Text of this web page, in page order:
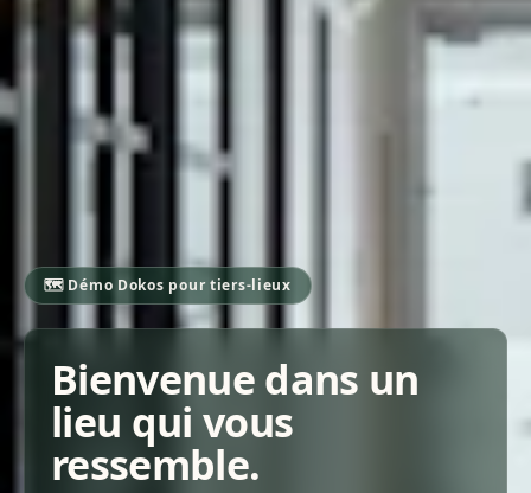
🗺️ Démo Dokos pour tiers-lieux
Bienvenue dans un
lieu qui vous
ressemble.